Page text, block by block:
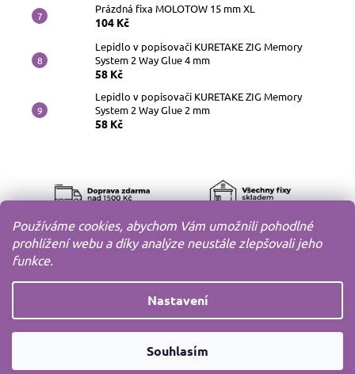
Používáme cookies, abychom Vám umožnili pohodlné
prohlížení webu a díky analýze neustále zlepšovali jeho
funkce.
Nastavení
Souhlasím
Prázdná fixa MOLOTOW 15 mm XL
104 Kč
Lepidlo v popisovači KURETAKE ZIG Memory
System 2 Way Glue 4 mm
58 Kč
Lepidlo v popisovači KURETAKE ZIG Memory
System 2 Way Glue 2 mm
58 Kč
Shoptet